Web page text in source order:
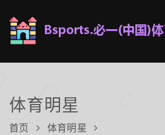
体育明星
首页
体育明星